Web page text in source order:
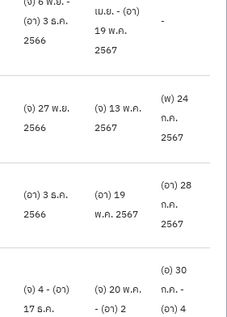
(อา) 3 ธ.ค.
2566
เม.ย. - (อา)
19 พ.ค.
2567
-
(จ) 27 พ.ย.
2566
(จ) 13 พ.ค.
2567
(พ) 24
ก.ค.
2567
(อา) 3 ธ.ค.
2566
(อา) 19
พ.ค. 2567
(อา) 28
ก.ค.
2567
(จ) 4 - (อา)
17 ธ.ค.
(จ) 20 พ.ค.
- (อา) 2
(อ) 30
ก.ค. -
(อา) 4